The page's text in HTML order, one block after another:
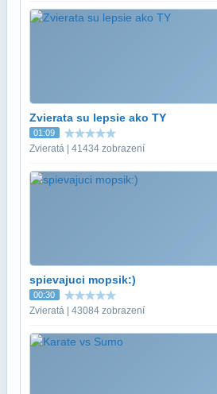
Zvierata su lepsie ako TY
01:09
Zvieratá | 41434 zobrazení
spievajuci mopsik:)
00:30
Zvieratá | 43084 zobrazení